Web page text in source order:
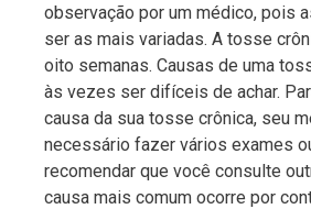
observação por um médico, pois
ser as mais variadas. A tosse
oito semanas. Causas de uma
às vezes ser difíceis de achar.
causa da sua tosse crônica, seu
necessário fazer vários exames
recomendar que você consulte
causa mais comum ocorre por